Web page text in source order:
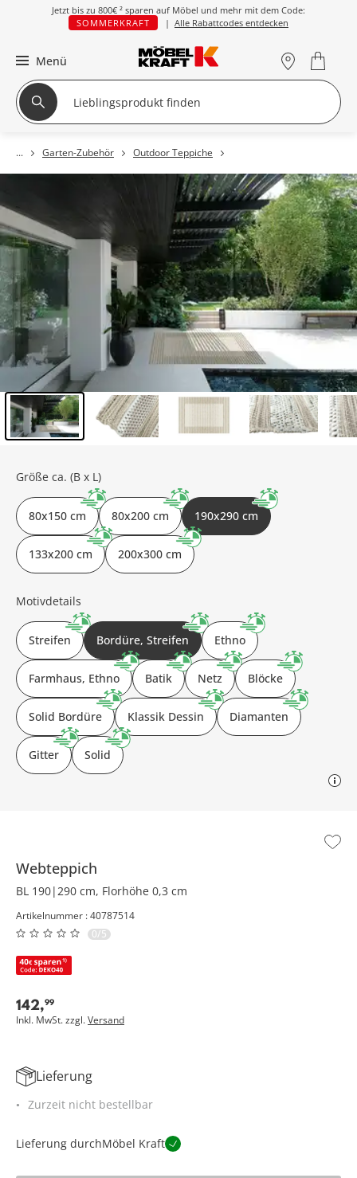
Jetzt bis zu 800€ ² sparen auf Möbel und mehr mit dem Code:
SOMMERKRAFT
| Alle Rabattcodes entdecken
Menü
Garten-Zubehör Outdoor Teppiche
Webteppich
BL 190|290 cm, Florhöhe 0,3 cm
Artikelnummer : 40787514
0/5
142,99
Inkl. MwSt. zzgl.Versand
Größe ca. (B x L)
80x150 cm 80x200 cm 190x290 cm
133x200 cm 200x300 cm
Motivdetails
Streifen Bordüre, Streifen Ethno
Farmhaus, Ethno Batik Netz Blöcke
Solid Bordüre Klassik Dessin Diamanten
Gitter Solid
Lieferung
Zurzeit nicht bestellbar
Lieferung durchMöbel Kraft